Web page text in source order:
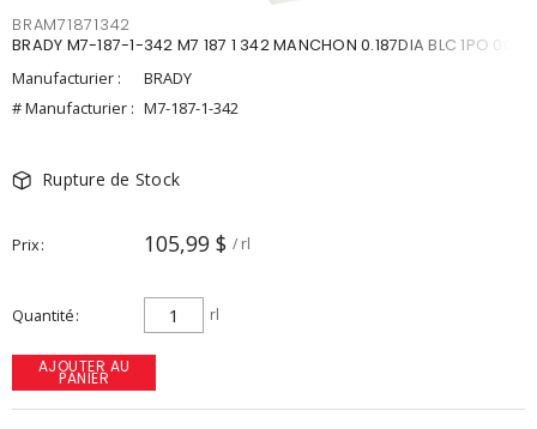
BRAM71871342
BRADY M7-187-1-342 M7 187 1 342 MANCHON 0.187DIA BLC 1PO 00
Manufacturier :
BRADY
# Manufacturier : M7-187-1-342
Rupture de Stock
Prix 105,99 $ / rl
Quantité rl
AJOUTER AU
PANIER